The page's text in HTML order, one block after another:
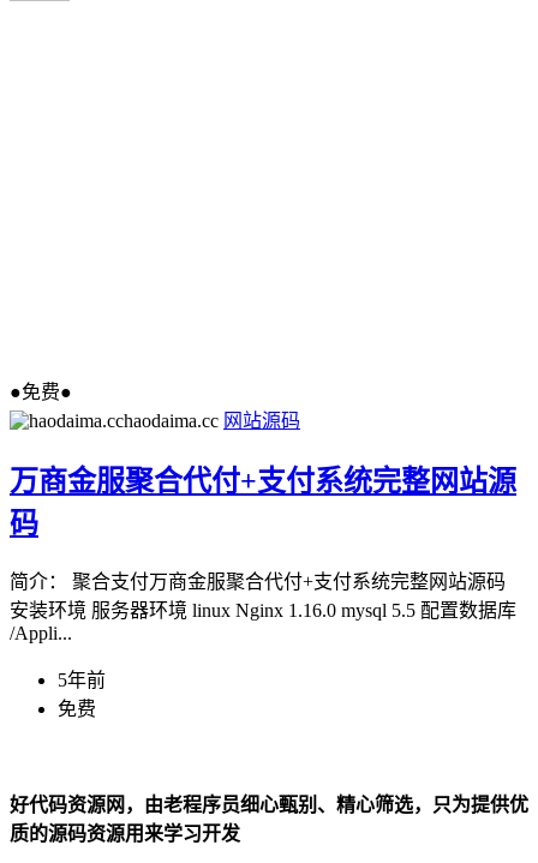
●免费●
haodaima.cc 网站源码
万商金服聚合代付+支付系统完整网站源
码
简介： 聚合支付万商金服聚合代付+支付系统完整网站源码
安装环境 服务器环境 linux Nginx 1.16.0 mysql 5.5 配置数据库
/Appli...
5年前
免费
好代码资源网，由老程序员细心甄别、精心筛选，只为提供优
质的源码资源用来学习开发